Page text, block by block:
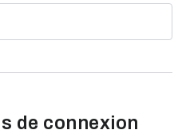
de connexion